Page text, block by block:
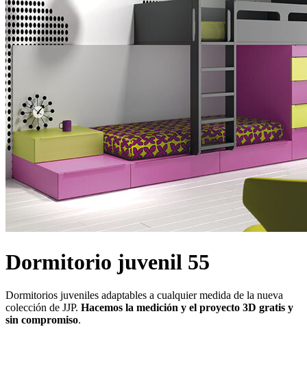
Dormitorio juvenil 55
Dormitorios juveniles adaptables a cualquier medida de la nueva
colección de JJP. Hacemos la medición y el proyecto 3D gratis y
sin compromiso.